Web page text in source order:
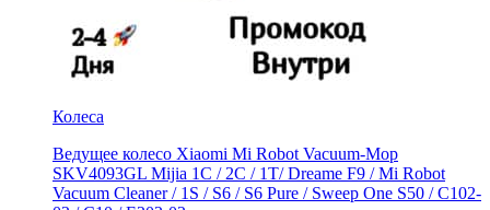
Колеса
Ведущее колесо Xiaomi Mi Robot Vacuum-Mop
SKV4093GL Mijia 1C / 2C / 1T/ Dreame F9 / Mi Robot
Vacuum Cleaner / 1S / S6 / S6 Pure / Sweep One S50 / C102-